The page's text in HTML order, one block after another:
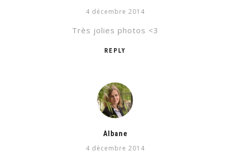
4 décembre 2014
REPLY
Très jolies photos <3
Albane
4 décembre 2014